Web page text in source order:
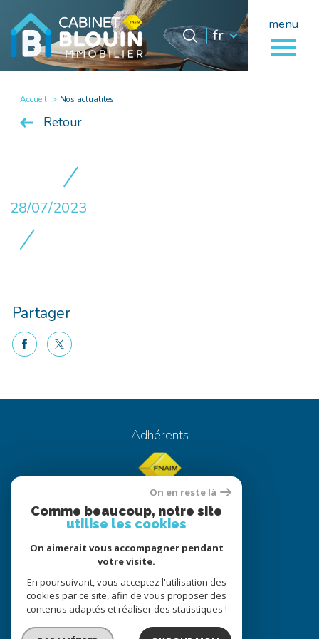
menu
Langue
fr
Accueil 0 Langue
fr
Accueil Nos actualites
Retour
28/07/2023
Partager
facebooktwitter
Adhérents
© 2022
Tous droits réservés
Traduction powered by Google
Nos honoraires
Plan du site
Mentions légales Partenaires Admin
On en reste là
Comme beaucoup, notre site
utilise les cookies
On aimerait vous accompagner pendant
votre visite.
En poursuivant, vous acceptez l'utilisation des
cookies par ce site, afin de vous proposer des
contenus adaptés et réaliser des statistiques !